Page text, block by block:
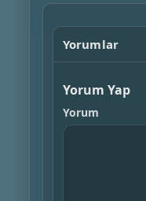
Yorumlar
Yorum Yap
Yorum